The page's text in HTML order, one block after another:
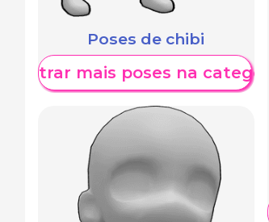
Poses de chibi
Mostrar mais poses na